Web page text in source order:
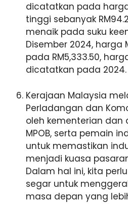
dicatatkan pada
tinggi sebanyak
menaik pada suku
Disember 2024, harga
pada RM5,333.50,
dicatatkan pada 2024.
Kerajaan Malaysia
Perladangan dan
oleh kementerian dan
MPOB, serta pemain
untuk memastikan
menjadi kuasa
Dalam hal ini, kita
segar untuk
masa depan yang